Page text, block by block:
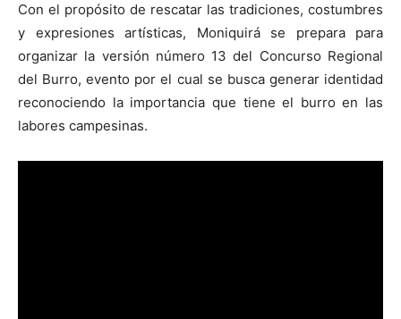
Con el propósito de rescatar las tradiciones, costumbres
y expresiones artísticas, Moniquirá se prepara para
organizar la versión número 13 del Concurso Regional
del Burro, evento por el cual se busca generar identidad
reconociendo la importancia que tiene el burro en las
labores campesinas.